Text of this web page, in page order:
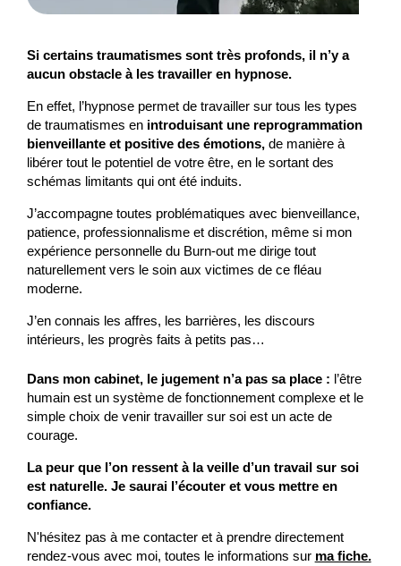
Si certains traumatismes sont très profonds, il n’y a
aucun obstacle à les travailler en hypnose.
En effet, l’hypnose permet de travailler sur tous les types
de traumatismes en introduisant une reprogrammation
bienveillante et positive des émotions,de manière à
libérer tout le potentiel de votre être, en le sortant des
schémas limitants qui ont été induits.
J’accompagne toutes problématiques avec bienveillance,
patience, professionnalisme et discrétion, même si mon
expérience personnelle du Burn-out me dirige tout
naturellement vers le soin aux victimes de ce fléau
moderne.
J’en connais les affres, les barrières, les discours
intérieurs, les progrès faits à petits pas…
Dans mon cabinet, le jugement n’a pas sa place : l’être
humain est un système de fonctionnement complexe et le
simple choix de venir travailler sur soi est un acte de
courage.
La peur que l’on ressent à la veille d’un travail sur soi
est naturelle. Je saurai l’écouter et vous mettre en
confiance.
N'hésitez pas à me contacter et à prendre directement
rendez-vous avec moi, toutes le informations sur ma fiche.